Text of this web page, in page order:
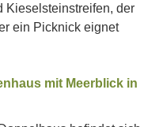
Kieselsteinstreifen, der
ein Picknick eignet
mit Meerblick in